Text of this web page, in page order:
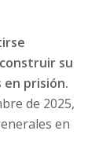
su
en prisión.
de 2025,
en